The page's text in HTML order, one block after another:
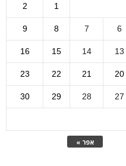
אפר »
1
2
6
7
8
9
13
14
15
16
20
21
22
23
27
28
29
30